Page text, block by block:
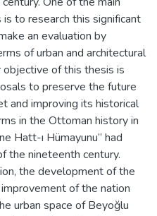
to research this significant
an evaluation by
of urban and architectural
of this thesis is
to preserve the future
and improving its historical
in the Ottoman history in
Hatt-ı Hümayunu” had
the nineteenth century.
the development of the
of the nation
urban space of Beyoğlu